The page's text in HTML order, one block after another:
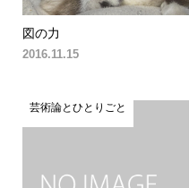
図の力
2016.11.15
芸術論とひとりごと